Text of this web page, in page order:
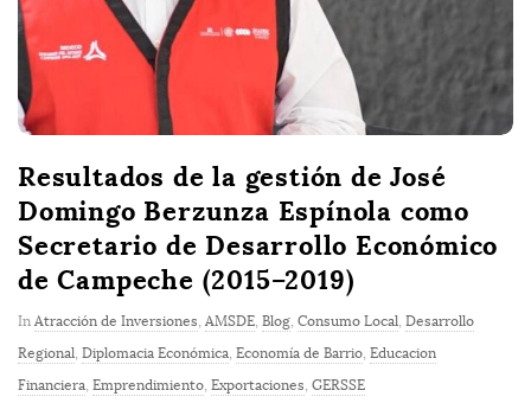
Resultados de la gestión de José
Domingo Berzunza Espínola como
Secretario de Desarrollo Económico
de Campeche (2015–2019)
In Atracción de Inversiones, AMSDE, Blog, Consumo Local, Desarrollo
Regional, Diplomacia Económica, Economía de Barrio, Educacion
Financiera, Emprendimiento, Exportaciones, GERSSE